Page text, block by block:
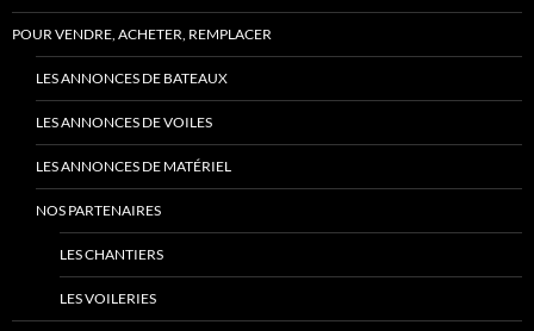
POUR VENDRE, ACHETER, REMPLACER
LES ANNONCES DE BATEAUX
LES ANNONCES DE VOILES
LES ANNONCES DE MATÉRIEL
NOS PARTENAIRES
LES CHANTIERS
LES VOILERIES